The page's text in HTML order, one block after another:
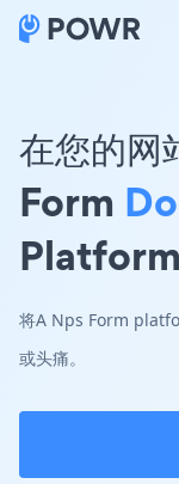
在您的
Form
将A Nps Form
或头痛。